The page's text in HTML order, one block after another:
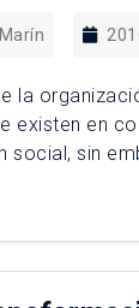
la
existen en
social, sin